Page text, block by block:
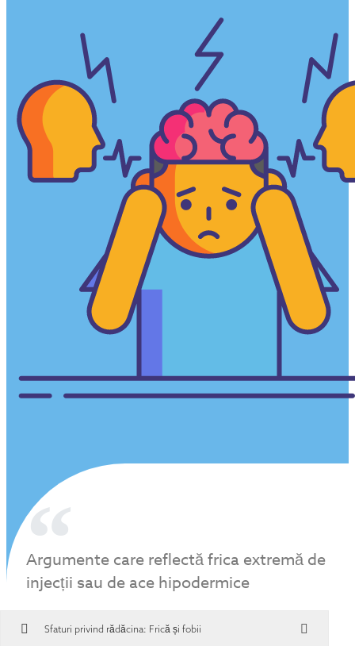
Argumente care reflectă frica extremă de
injecții sau de ace hipodermice
Sfaturi privind rădăcina: Frică și fobii